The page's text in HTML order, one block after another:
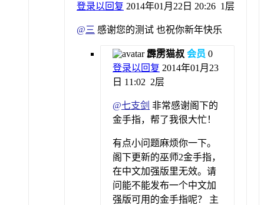
登录以回复 2014年01月22日 20:26 1层
@三 感谢您的测试 也祝你新年快乐
霹雳猫叔 会员 0
登录以回复 2014年01月23
日 11:02 2层
@七支剑 非常感谢阁下的
金手指，帮了我很大忙！
有点小问题麻烦你一下。
阁下更新的巫师2金手指，
在中文加强版里无效。请
问能不能发布一个中文加
强版可用的金手指呢？ 主